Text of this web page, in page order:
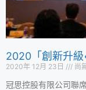
2020「創新升
2020年 12月 23日 尚
冠思控股有限公司聯